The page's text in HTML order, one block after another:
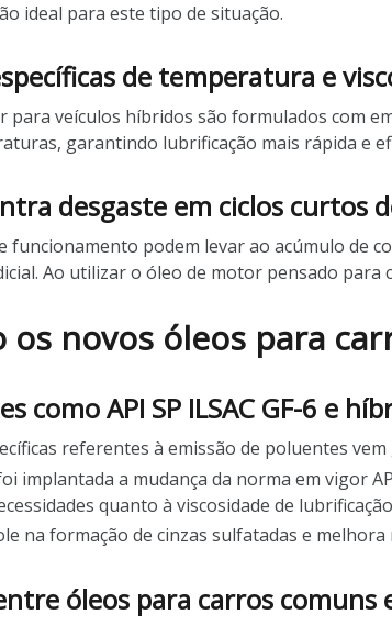
ideal para este tipo de situação.
de temperatura e
para veículos híbridos são formulados com
garantindo lubrificação mais rápida e
desgaste em ciclos curtos
funcionamento podem levar ao acúmulo de
Ao utilizar o óleo de motor pensado
os novos óleos para
como API SP ILSAC GF-6 e
referentes à emissão de poluentes
implantada a mudança da norma em vigor
quanto à viscosidade de
na formação de cinzas sulfatadas e melhora
óleos para carros comuns